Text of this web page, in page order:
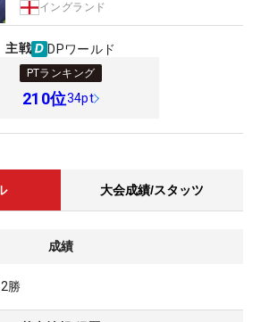
イングランド
主戦 DPワールド
PTランキング
210位34pt
大会成績/スタッツ
成績
勝